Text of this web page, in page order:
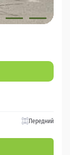
Передний